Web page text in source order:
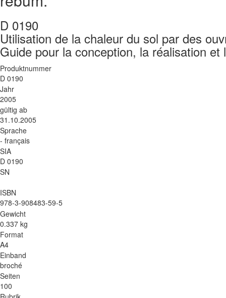
D 0190
Utilisation de la chaleur du sol par des
Guide pour la conception, la réalisation et
Produktnummer
D 0190
Jahr
2005
gültig ab
31.10.2005
Sprache
- français
SIA
D 0190
SN
ISBN
978-3-908483-59-5
Gewicht
0.337 kg
Format
A4
Einband
broché
Seiten
100